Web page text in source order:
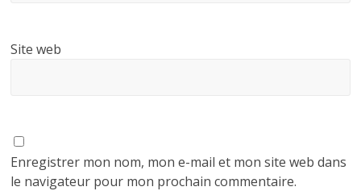
Site web
Enregistrer mon nom, mon e-mail et mon site web dans
le navigateur pour mon prochain commentaire.